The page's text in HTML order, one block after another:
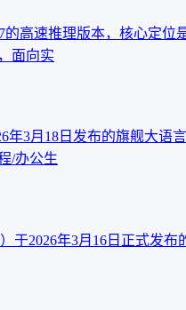
的高速推理版本，核心定位
面向实
年3月18日发布的旗舰大语言
/办公生
于‌2026年3月16日‌正式发布